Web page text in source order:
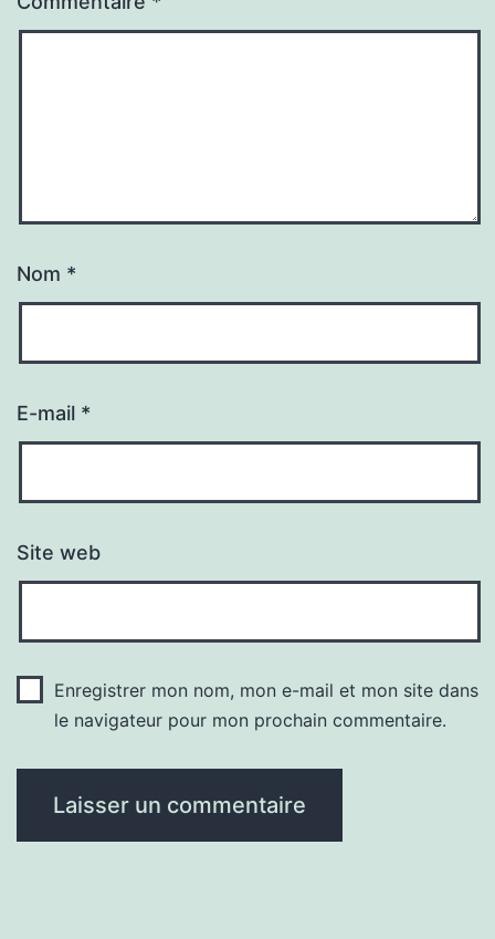
Nom *
E-mail *
Site web
Enregistrer mon nom, mon e-mail et mon site dans
le navigateur pour mon prochain commentaire.